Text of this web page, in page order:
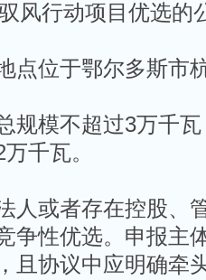
风行动项目优选的
点位于鄂尔多斯市
规模不超过3万千
千瓦。
人或者存在控股、
争性优选。申报主
且协议中应明确牵